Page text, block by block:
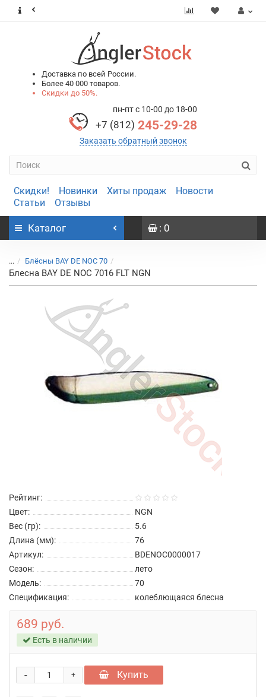
Доставка по всей России.
Более 40 000 товаров.
Скидки до 50%.
пн-пт с 10-00 до 18-00
+7 (812) 245-29-28
Заказать обратный звонок
Скидки! Новинки Хиты продаж
Новости
Статьи
Отзывы
Каталог : 0
... Блёсны BAY DE NOC 70
Блесна BAY DE NOC 7016 FLT NGN
Рейтинг:
Цвет:
NGN
Вес (гр):
5.6
Длина (мм):
76
Артикул:
BDENOC0000017
Сезон:
лето
Модель:
70
Спецификация:
колеблющаяся блесна
689 руб.
Есть в наличии
+
- Купить